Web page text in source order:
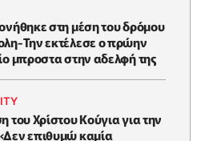
στη μέση του δρόμου
Την εκτέλεσε ο πρώην
μπροστα στην αδελφή της
Χρίστου Κούγια για την
επιθυμώ καμία